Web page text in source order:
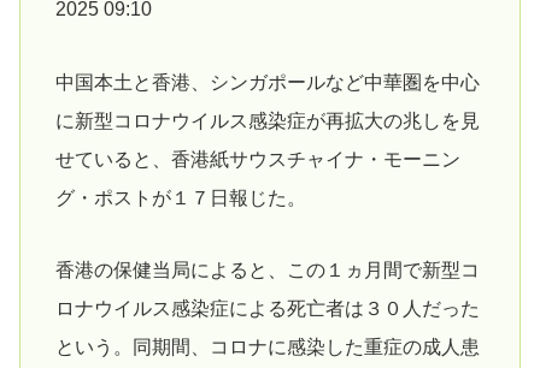
2025 09:10
中国本土と香港、シンガポールなど中華圏を中心
に新型コロナウイルス感染症が再拡大の兆しを見
せていると、香港紙サウスチャイナ・モーニン
グ・ポストが１７日報じた。
香港の保健当局によると、この１ヵ月間で新型コ
ロナウイルス感染症による死亡者は３０人だった
という。同期間、コロナに感染した重症の成人患